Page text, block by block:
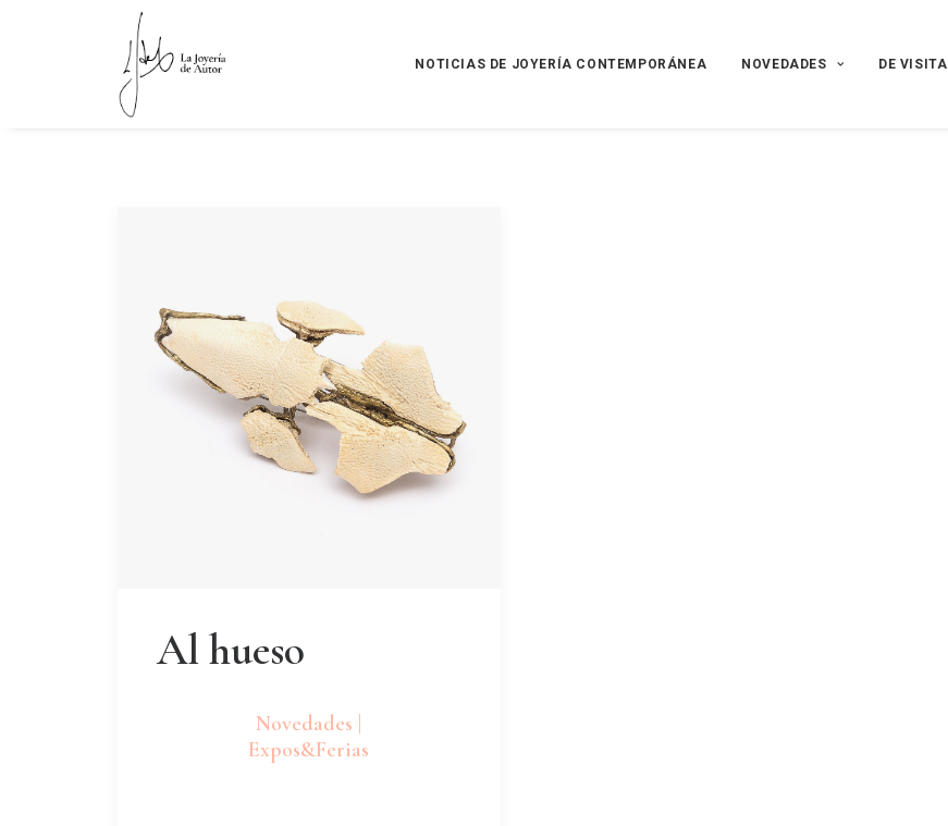
NOTICIAS DE JOYERÍA CONTEMPORÁNEA NOVEDADES DE VISITA
Al hueso
Novedades |
Expos&Ferias